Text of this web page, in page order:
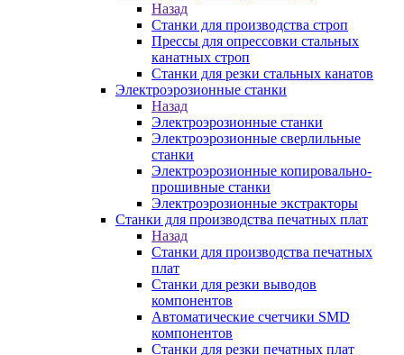
Назад
Станки для производства строп
Прессы для опрессовки стальных
канатных строп
Станки для резки стальных канатов
Электроэрозионные станки
Назад
Электроэрозионные станки
Электроэрозионные сверлильные
станки
Электроэрозионные копировально-
прошивные станки
Электроэрозионные экстракторы
Станки для производства печатных плат
Назад
Станки для производства печатных
плат
Станки для резки выводов
компонентов
Автоматические счетчики SMD
компонентов
Станки для резки печатных плат